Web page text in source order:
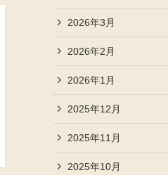
2026年3月
2026年2月
2026年1月
2025年12月
2025年11月
2025年10月